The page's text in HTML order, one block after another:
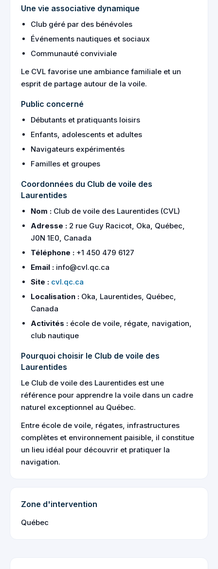
Une vie associative dynamique
Club géré par des bénévoles
Événements nautiques et sociaux
Communauté conviviale
Le CVL favorise une ambiance familiale et un
esprit de partage autour de la voile.
Public concerné
Débutants et pratiquants loisirs
Enfants, adolescents et adultes
Navigateurs expérimentés
Familles et groupes
Coordonnées du Club de voile des
Laurentides
Nom : Club de voile des Laurentides (CVL)
Adresse : 2 rue Guy Racicot, Oka, Québec,
J0N 1E0, Canada
Téléphone : +1 450 479 6127
Email : info@cvl.qc.ca
Site : cvl.qc.ca
Localisation : Oka, Laurentides, Québec,
Canada
Activités : école de voile, régate, navigation,
club nautique
Pourquoi choisir le Club de voile des
Laurentides
Le Club de voile des Laurentides est une
référence pour apprendre la voile dans un cadre
naturel exceptionnel au Québec.
Entre école de voile, régates, infrastructures
complètes et environnement paisible, il constitue
un lieu idéal pour découvrir et pratiquer la
navigation.
Zone d'intervention
Québec